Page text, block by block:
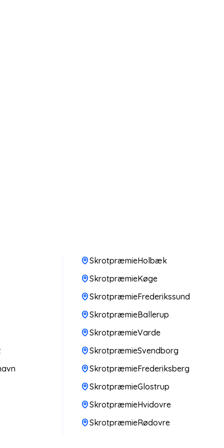
SkrotpræmieHolbæk
SkrotpræmieKøge
SkrotpræmieFrederikssund
SkrotpræmieBallerup
SkrotpræmieVarde
SkrotpræmieSvendborg
SkrotpræmieFrederiksberg
SkrotpræmieGlostrup
SkrotpræmieHvidovre
SkrotpræmieRødovre